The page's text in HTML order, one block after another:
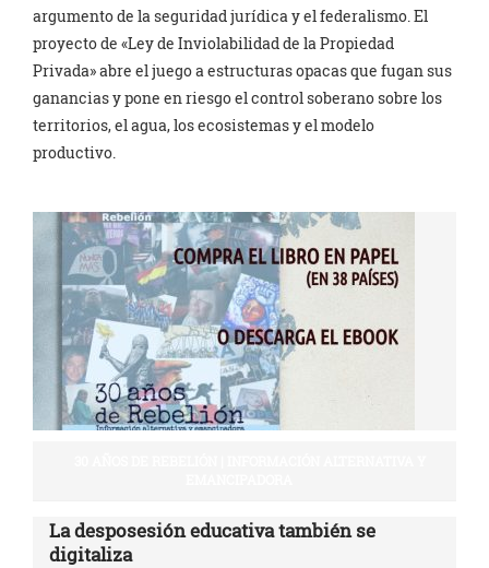
argumento de la seguridad jurídica y el federalismo. El
proyecto de «Ley de Inviolabilidad de la Propiedad
Privada» abre el juego a estructuras opacas que fugan sus
ganancias y pone en riesgo el control soberano sobre los
territorios, el agua, los ecosistemas y el modelo
productivo.
La desposesión educativa también se
digitaliza